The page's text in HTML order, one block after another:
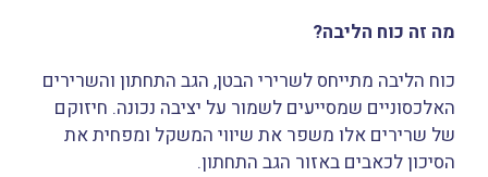
מה זה כוח הליבה?
כוח הליבה מתייחס לשרירי הבטן, הגב התחתון והשרירים
האלכסוניים שמסייעים לשמור על יציבה נכונה. חיזוקם
של שרירים אלו משפר את שיווי המשקל ומפחית את
הסיכון לכאבים באזור הגב התחתון.